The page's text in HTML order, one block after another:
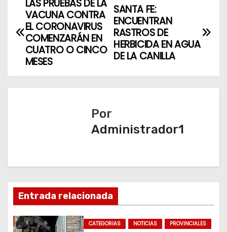
N
a
g
n
d
SANTA FE:
ENCUENTRAN
RASTROS DE
HERBICIDA EN AGUA
DE LA CANILLA
LAS PRUEBAS DE LA
VACUNA CONTRA
EL CORONAVIRUS
COMENZARÁN EN
CUATRO O CINCO
MESES
Por
Administrador1
Entrada relacionada
CATEGORIAS NOTICIAS PROVINCIALES